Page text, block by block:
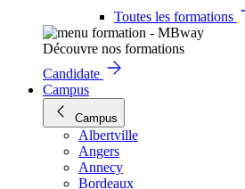
Toutes les formations
Découvre nos formations
Candidate
Campus
Campus
Albertville
Angers
Annecy
Bordeaux